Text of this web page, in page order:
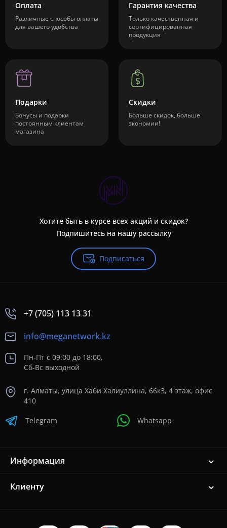
Оплата
Различные способы оплаты
для вашего удобства
Гарантия качества
Только качественная и
сертифицированная
продукция
Подарки
Бонусы и подарки
постоянным клиентам
магазина
Скидки
Больше скидок, больше
экономии!
Хотите быть в курсе всех акций и скидок?
Подпишитесь на нашу рассылку
Подписаться
+7 (705) 113 13 31
info@meganetwork.kz
Пн-Пт с 09:00 до 18:00,
Сб-Вс выходной
г. Алматы, улица Хаби Халиуллина, 66кЗ, 4 этаж, офис
410
Telegram Whatsapp
Информация
Клиенту